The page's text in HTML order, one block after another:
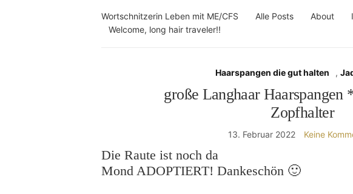
Wortschnitzerin Leben mit ME/CFS Alle Posts About
Welcome, long hair traveler!!
Haarspangen die gut halten ,
große Langhaar Haarspangen
Zopfhalter
13. Februar 2022 Keine
Die Raute ist noch da
Mond ADOPTIERT! Dankeschön 🙂